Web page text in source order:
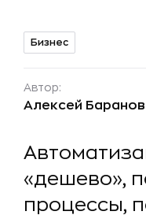
Бизнес
Автор:
Алексей Баранов
«дешево»,
процессы,